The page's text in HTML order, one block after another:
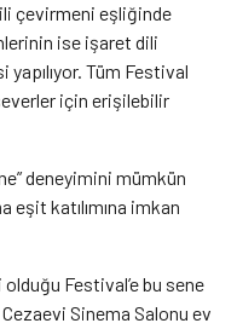
çevirmeni eşliğinde
ise işaret dili
Tüm Festival
için erişilebilir
deneyimini mümkün
eşit katılımına imkan
olduğu Festival’e bu sene
Sinema Salonu ev